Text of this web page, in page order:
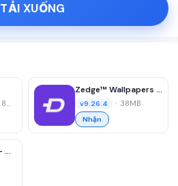
TẢI XUỐNG
8MB
Zedge™ Wallpapers & Ringtones
v9.26.4 38MB
Nhận
Wallpaper 4K HD – Wallcraft